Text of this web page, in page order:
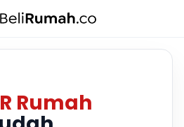
Rumah